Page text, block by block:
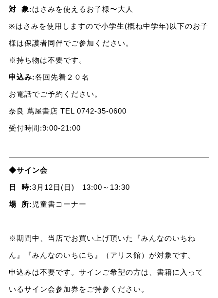
対 象:はさみを使えるお子様〜大人
※はさみを使用しますので小学生(概ね中学年)以下のお子
様は保護者同伴でご参加ください。
※持ち物は不要です。
申込み:各回先着２０名
お電話でご予約ください。
奈良 蔦屋書店 TEL 0742-35-0600
受付時間:9:00-21:00
◆サイン会
日 時:3月12日(日) 13:00～13:30
場 所: 児童書コーナー
※期間中、当店でお買い上げ頂いた『みんなのいちね
ん』『みんなのいちにち』（アリス館）が対象です。
申込みは不要です。サインご希望の方は、書籍に入って
いるサイン会参加券をご持参ください。